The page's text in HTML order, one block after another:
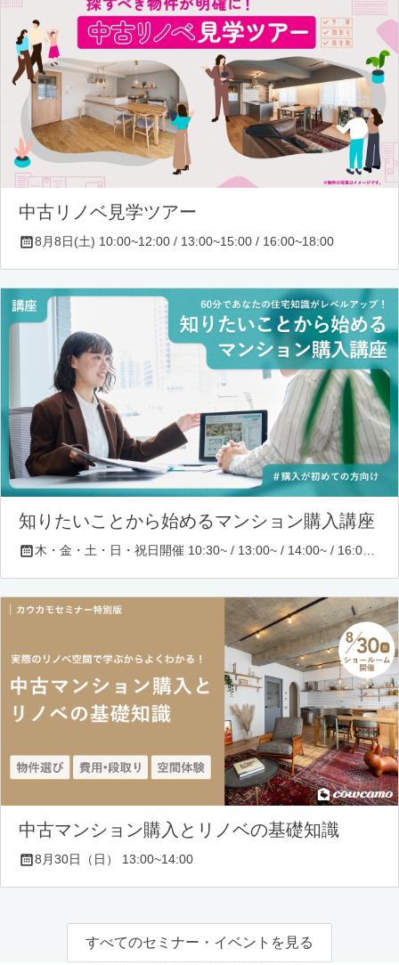
中古リノベ見学ツアー
8月8日(土) 10:00~12:00 / 13:00~15:00 / 16:00~18:00
知りたいことから始めるマンション購入講座
木・金・土・日・祝日開催 10:30~ / 13:00~ / 14:00~ / 16:00~ / 17:00~/ 18:30~/ 19:30~
中古マンション購入とリノベの基礎知識
8月30日（日） 13:00~14:00
すべてのセミナー・イベントを見る